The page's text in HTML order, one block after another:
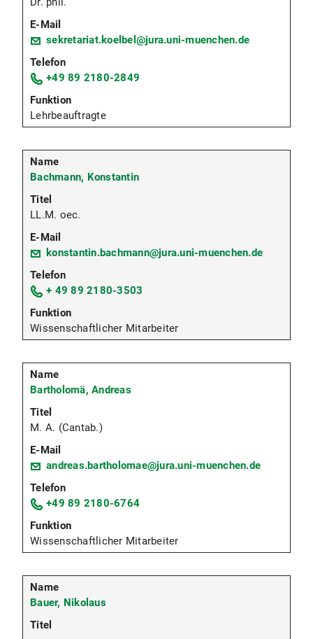
sekretariat.koelbel@jura.uni-muenchen.de
+49 89 2180-2849
Lehrbeauftragte
Bachmann, Konstantin
LL.M. oec.
konstantin.bachmann@jura.uni-muenchen.de
+ 49 89 2180-3503
Wissenschaftlicher Mitarbeiter
Bartholomä, Andreas
M. A. (Cantab.)
andreas.bartholomae@jura.uni-muenchen.de
+49 89 2180-6764
Wissenschaftlicher Mitarbeiter
Bauer, Nikolaus